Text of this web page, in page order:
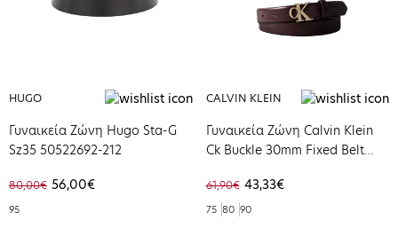
HUGO
Γυναικεία Ζώνη Hugo Sta-G
Sz35 50522692-212
80,00€ 56,00€
95
CALVIN KLEIN
Γυναικεία Ζώνη Calvin Klein
Ck Buckle 30mm Fixed Belt
LV04F7054G-2X8
61,90€ 43,33€
75 80 90